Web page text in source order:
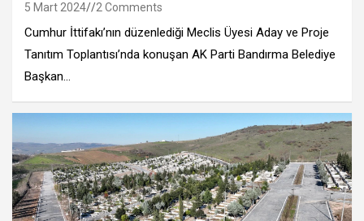
5 Mart 2024 2 Comments
Cumhur İttifakı’nın düzenlediği Meclis Üyesi Aday ve Proje
Tanıtım Toplantısı’nda konuşan AK Parti Bandırma Belediye
Başkan…